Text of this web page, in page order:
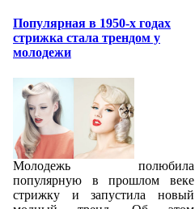
Популярная в 1950-х годах
стрижка стала трендом у
молодежи
Молодежь полюбила
популярную в прошлом веке
стрижку и запустила новый